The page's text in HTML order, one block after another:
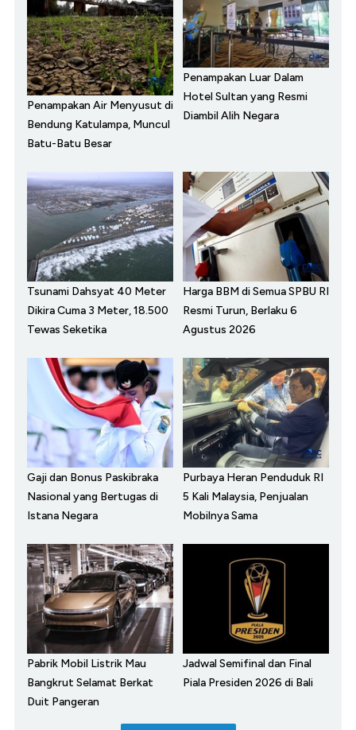
Penampakan Air Menyusut di
Bendung Katulampa, Muncul
Batu-Batu Besar
Penampakan Luar Dalam
Hotel Sultan yang Resmi
Diambil Alih Negara
Tsunami Dahsyat 40 Meter
Dikira Cuma 3 Meter, 18.500
Tewas Seketika
Harga BBM di Semua SPBU RI
Resmi Turun, Berlaku 6
Agustus 2026
Gaji dan Bonus Paskibraka
Nasional yang Bertugas di
Istana Negara
Purbaya Heran Penduduk RI
5 Kali Malaysia, Penjualan
Mobilnya Sama
Pabrik Mobil Listrik Mau
Bangkrut Selamat Berkat
Duit Pangeran
Jadwal Semifinal dan Final
Piala Presiden 2026 di Bali